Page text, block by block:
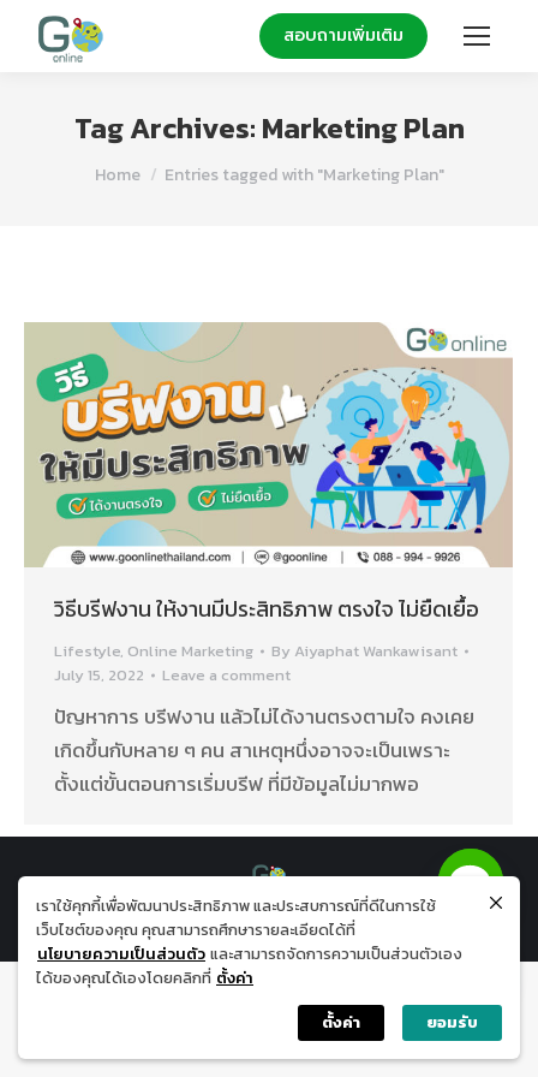
สอบถามเพิ่มเติม
Tag Archives: Marketing Plan
Home Entries tagged with "Marketing Plan"
วิธีบรีฟงาน ให้งานมีประสิทธิภาพ ตรงใจ ไม่ยืดเยื้อ
Lifestyle, Online Marketing By Aiyaphat Wankawisant
July 15, 2022
Leave a comment
ปัญหาการ บรีฟงาน แล้วไม่ได้งานตรงตามใจ คงเคย
เกิดขึ้นกับหลาย ๆ คน สาเหตุหนึ่งอาจจะเป็นเพราะ
ตั้งแต่ขั้นตอนการเริ่มบรีฟ ที่มีข้อมูลไม่มากพอ
All Right Reserved 2019 | Go Online Agency Co.,Ltd.
Previously used menu 1
เราใช้คุกกี้เพื่อพัฒนาประสิทธิภาพ และประสบการณ์ที่ดีในการใช้
เว็บไซต์ของคุณ คุณสามารถศึกษารายละเอียดได้ที่
นโยบายความเป็นส่วนตัว และสามารถจัดการความเป็นส่วนตัวเอง
ได้ของคุณได้เองโดยคลิกที่ ตั้งค่า
ตั้งค่า
ยอมรับ